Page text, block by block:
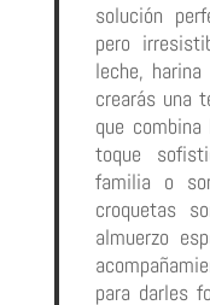
solución
pero
leche,
crearás una
que
toque
familia o
croquetas
almuerzo
para darles